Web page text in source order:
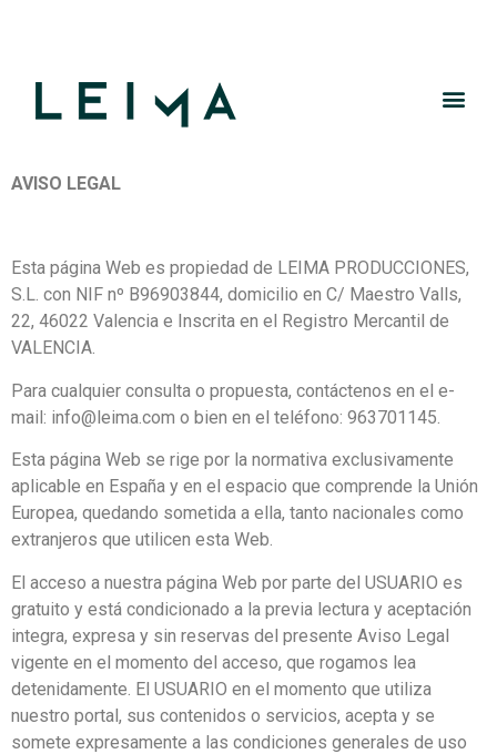
AVISO LEGAL
Esta página Web es propiedad de LEIMA PRODUCCIONES,
S.L. con NIF nº B96903844, domicilio en C/ Maestro Valls,
22, 46022 Valencia e Inscrita en el Registro Mercantil de
VALENCIA.
Para cualquier consulta o propuesta, contáctenos en el e-
mail: info@leima.com o bien en el teléfono: 963701145.
Esta página Web se rige por la normativa exclusivamente
aplicable en España y en el espacio que comprende la Unión
Europea, quedando sometida a ella, tanto nacionales como
extranjeros que utilicen esta Web.
El acceso a nuestra página Web por parte del USUARIO es
gratuito y está condicionado a la previa lectura y aceptación
integra, expresa y sin reservas del presente Aviso Legal
vigente en el momento del acceso, que rogamos lea
detenidamente. El USUARIO en el momento que utiliza
nuestro portal, sus contenidos o servicios, acepta y se
somete expresamente a las condiciones generales de uso